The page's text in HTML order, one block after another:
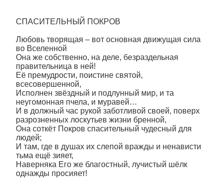
СПАСИТЕЛЬНЫЙ ПОКРОВ
Любовь творящая – вот основная движущая сила
во Вселенной
Она же собственно, на деле, безраздельная
правительница в ней!
Её премудрости, поистине святой,
всесовершенной,
Исполнен звёздный и подлунный мир, и та
неугомонная пчела, и муравей…
И в должный час рукой заботливой своей, поверх
разрозненных лоскутьев жизни бренной,
Она соткёт Покров спасительный чудесный для
людей;
И там, где в душах их слепой вражды и ненависти
тьма ещё зияет,
Наверняка Его же благостный, лучистый шёлк
однажды просияет!